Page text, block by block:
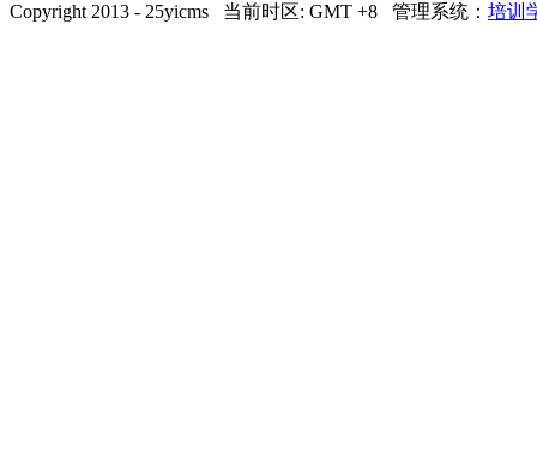
Copyright 2013 - 25yicms 当前时区: GMT +8 管理系统： 培训